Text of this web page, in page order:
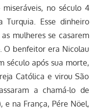
no século 4
Esse dinheiro
mulheres se casarem
O benfeitor era Nicolau
século após sua morte,
Católica e virou São
a chamá-lo de
e na França, Pére Nöel,